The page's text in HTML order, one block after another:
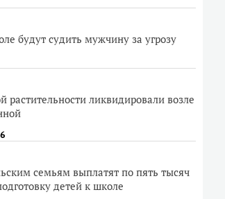
будут судить мужчину за угрозу
растительности ликвидировали возле
семьям выплатят по пять тысяч
детей к школе